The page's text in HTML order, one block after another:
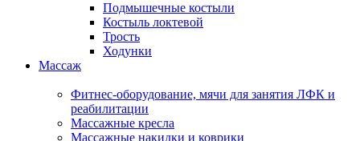
Подмышечные костыли
Костыль локтевой
Трость
Ходунки
Массаж
Фитнес-оборудование, мячи для занятия ЛФК и
реабилитации
Массажные кресла
Массажные накидки и коврики